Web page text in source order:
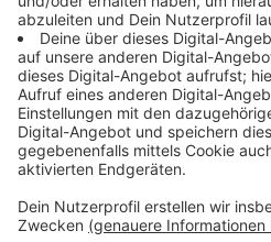
Ein Schaden könne der
gezahlte Steuern entstanden
Wissentlich habe er nie falsch
kritisiert außerdem, dass er
Gutachten nicht einstehen
transparent.
Anzeige